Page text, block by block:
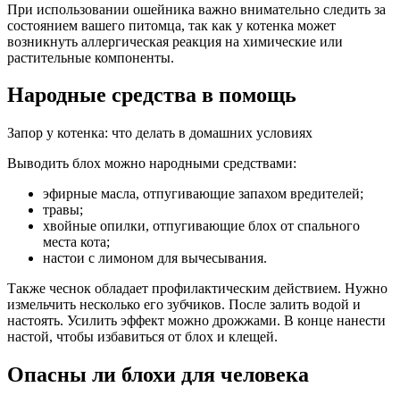
При использовании ошейника важно внимательно следить за
состоянием вашего питомца, так как у котенка может
возникнуть аллергическая реакция на химические или
растительные компоненты.
Народные средства в помощь
Запор у котенка: что делать в домашних условиях
Выводить блох можно народными средствами:
эфирные масла, отпугивающие запахом вредителей;
травы;
хвойные опилки, отпугивающие блох от спального
места кота;
настои с лимоном для вычесывания.
Также чеснок обладает профилактическим действием. Нужно
измельчить несколько его зубчиков. После залить водой и
настоять. Усилить эффект можно дрожжами. В конце нанести
настой, чтобы избавиться от блох и клещей.
Опасны ли блохи для человека